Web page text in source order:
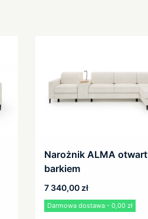
Narożnik ALMA
barkiem
7 340,00 zł
Darmowa dostawa - 0,00 zł